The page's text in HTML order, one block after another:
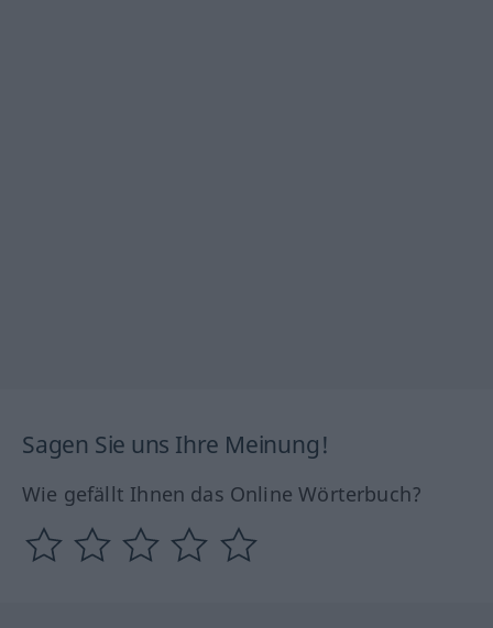
Sagen Sie uns Ihre Meinung!
Wie gefällt Ihnen das Online Wörterbuch?